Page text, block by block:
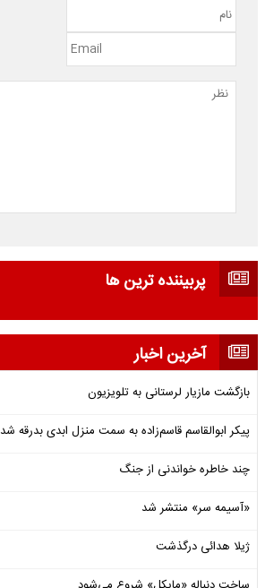
پربیننده ترین ها
آخرین اخبار
بازگشت مازیار لرستانی به تلویزیون
پیکر ابوالقاسم قاسم‌زاده به سمت منزل ابدی بدرقه شد
چند خاطره خواندنی از جنگ
«آسیمه سر» منتشر شد
ژیلا هدائی درگذشت